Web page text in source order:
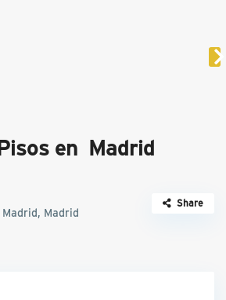
en Madrid
Madrid, Madrid
Share